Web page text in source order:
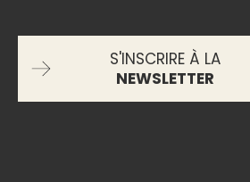
S'INSCRIRE À LA
NEWSLETTER